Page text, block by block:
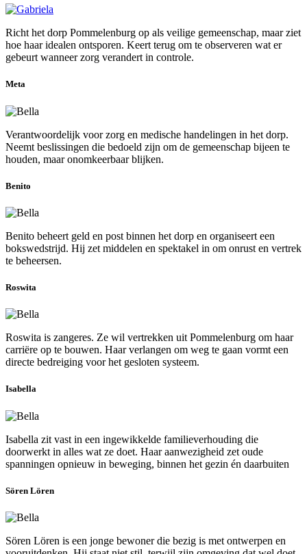
Richt het dorp Pommelenburg op als veilige gemeenschap, maar ziet
hoe haar idealen ontsporen. Keert terug om te observeren wat er
gebeurt wanneer zorg verandert in controle.
Meta
Verantwoordelijk voor zorg en medische handelingen in het dorp.
Neemt beslissingen die bedoeld zijn om de gemeenschap bijeen te
houden, maar onomkeerbaar blijken.
Benito
Benito beheert geld en post binnen het dorp en organiseert een
bokswedstrijd. Hij zet middelen en spektakel in om onrust en vertrek
te beheersen.
Roswita
Roswita is zangeres. Ze wil vertrekken uit Pommelenburg om haar
carriëre op te bouwen. Haar verlangen om weg te gaan vormt een
directe bedreiging voor het gesloten systeem.
Isabella
Isabella zit vast in een ingewikkelde familieverhouding die
doorwerkt in alles wat ze doet. Haar aanwezigheid zet oude
spanningen opnieuw in beweging, binnen het gezin én daarbuiten
Sören Lören
Sören Lören is een jonge bewoner die bezig is met ontwerpen en